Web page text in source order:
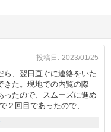
投稿日: 2023/01/25
ら、翌日直ぐに連絡をいた
きた。現地での内覧の際
ったので、スムーズに進め
２回目であったので、自
いても提案してくれてよ
ものの、入居時期や契約